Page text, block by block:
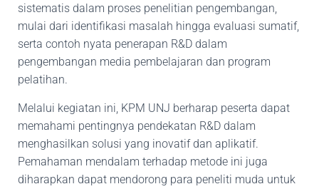
sistematis dalam proses penelitian pengembangan,
mulai dari identifikasi masalah hingga evaluasi sumatif,
serta contoh nyata penerapan R&D dalam
pengembangan media pembelajaran dan program
pelatihan.
Melalui kegiatan ini, KPM UNJ berharap peserta dapat
memahami pentingnya pendekatan R&D dalam
menghasilkan solusi yang inovatif dan aplikatif.
Pemahaman mendalam terhadap metode ini juga
diharapkan dapat mendorong para peneliti muda untuk